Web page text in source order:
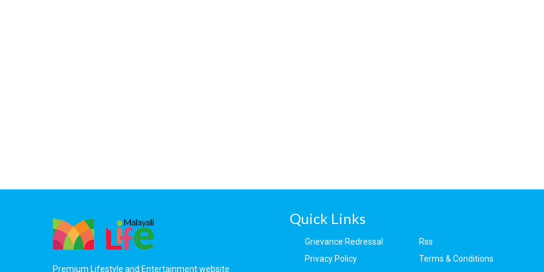
Premium Lifestyle and Entertainment website
Quick Links
Grievance Redressal
Privacy Policy
Rss
Terms & Conditions